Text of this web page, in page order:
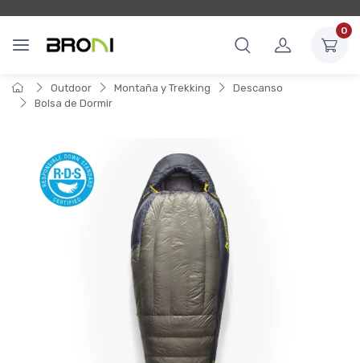
0
Outdoor Montaña y Trekking
Descanso
Bolsa de Dormir